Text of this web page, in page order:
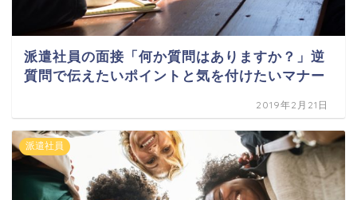
派遣社員の面接「何か質問はありますか？」逆
質問で伝えたいポイントと気を付けたいマナー
2019年2月21日
派遣社員